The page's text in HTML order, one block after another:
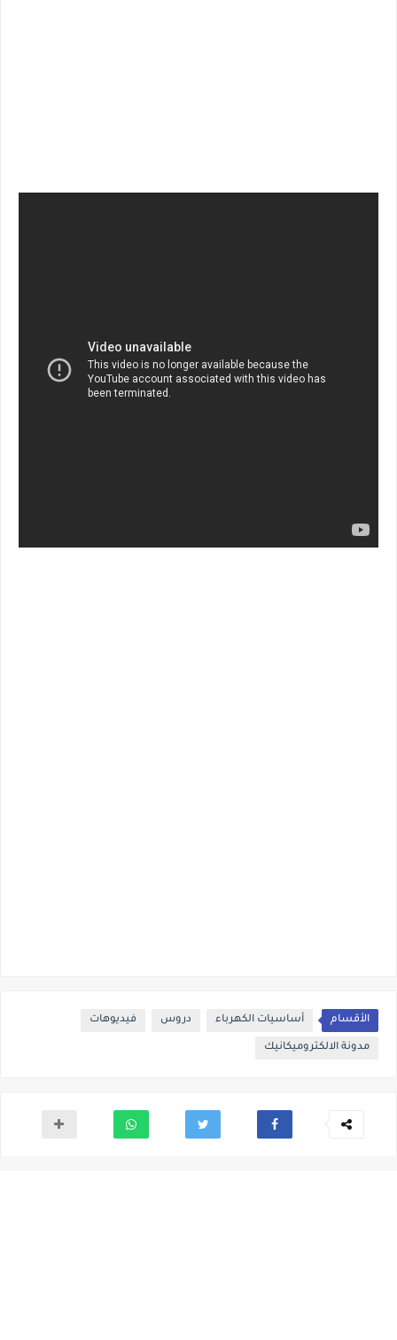
الأقسام أساسيات الكهرباء دروس فيديوهات
مدونة الالكتروميكانيك